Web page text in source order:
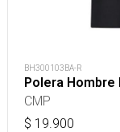
BH300103BA-R
Polera Hombre
CMP
$ 19.900